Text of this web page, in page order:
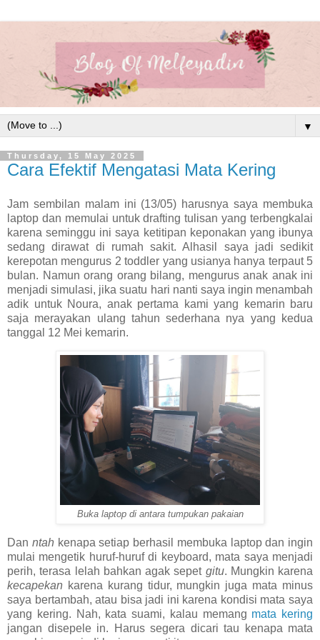
▼
Thursday, 15 May 2025
Cara Efektif Mengatasi Mata Kering
Jam sembilan malam ini (13/05) harusnya saya membuka
laptop dan memulai untuk drafting tulisan yang terbengkalai
karena seminggu ini saya ketitipan keponakan yang ibunya
sedang dirawat di rumah sakit. Alhasil saya jadi sedikit
kerepotan mengurus 2 toddler yang usianya hanya terpaut 5
bulan. Namun orang orang bilang, mengurus anak anak ini
menjadi simulasi, jika suatu hari nanti saya ingin menambah
adik untuk Noura, anak pertama kami yang kemarin baru
saja merayakan ulang tahun sederhana nya yang kedua
tanggal 12 Mei kemarin.
Buka laptop di antara tumpukan pakaian
Dan ntah kenapa setiap berhasil membuka laptop dan ingin
mulai mengetik huruf-huruf di keyboard, mata saya menjadi
perih, terasa lelah bahkan agak sepet gitu. Mungkin karena
kecapekan karena kurang tidur, mungkin juga mata minus
saya bertambah, atau bisa jadi ini karena kondisi mata saya
yang kering. Nah, kata suami, kalau memang mata kering
jangan disepele in. Harus segera dicari tau kenapa mata